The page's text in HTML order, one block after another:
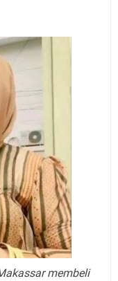
membeli